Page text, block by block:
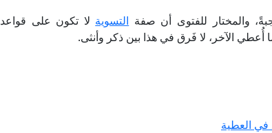
والمختار للفتوى أن صفة التسوية لا تكون على قواعد
أُعطي الآخر، لا فَرق في هذا بين ذكر وأنثى.
في العطية